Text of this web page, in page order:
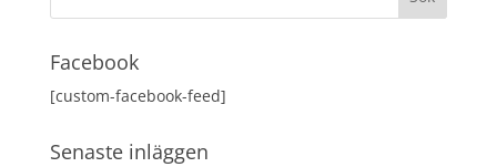
Facebook
[custom-facebook-feed]
Senaste inläggen